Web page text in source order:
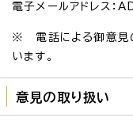
電子メールアドレス
※ 電話による御意見
います。
意見の取り扱い